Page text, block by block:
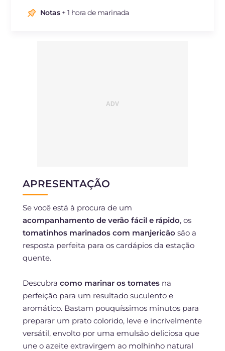
Notas+ 1 hora de marinada
APRESENTAÇÃO
Se você está à procura de um
acompanhamento de verão fácil e rápido, os
tomatinhos marinados com manjericão são a
resposta perfeita para os cardápios da estação
quente.
Descubra como marinar os tomatesna
perfeição para um resultado suculento e
aromático. Bastam pouquíssimos minutos para
preparar um prato colorido, leve e incrivelmente
versátil, envolto por uma emulsão deliciosa que
une o azeite extravirgem ao molhinho natural